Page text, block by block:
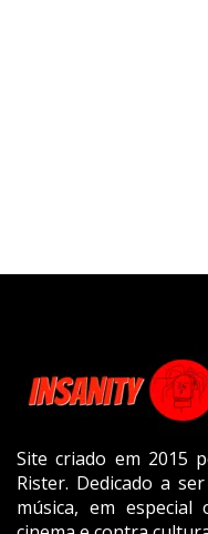
Site criado em 2015
Rister. Dedicado a
música, em